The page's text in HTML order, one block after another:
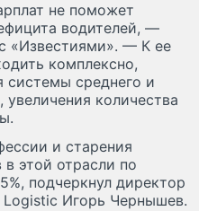
не поможет
водителей, —
«Известиями». — К ее
комплексно,
системы среднего и
увеличения количества
и старения
этой отрасли по
подчеркнул директор
Logistic Игорь Чернышев.